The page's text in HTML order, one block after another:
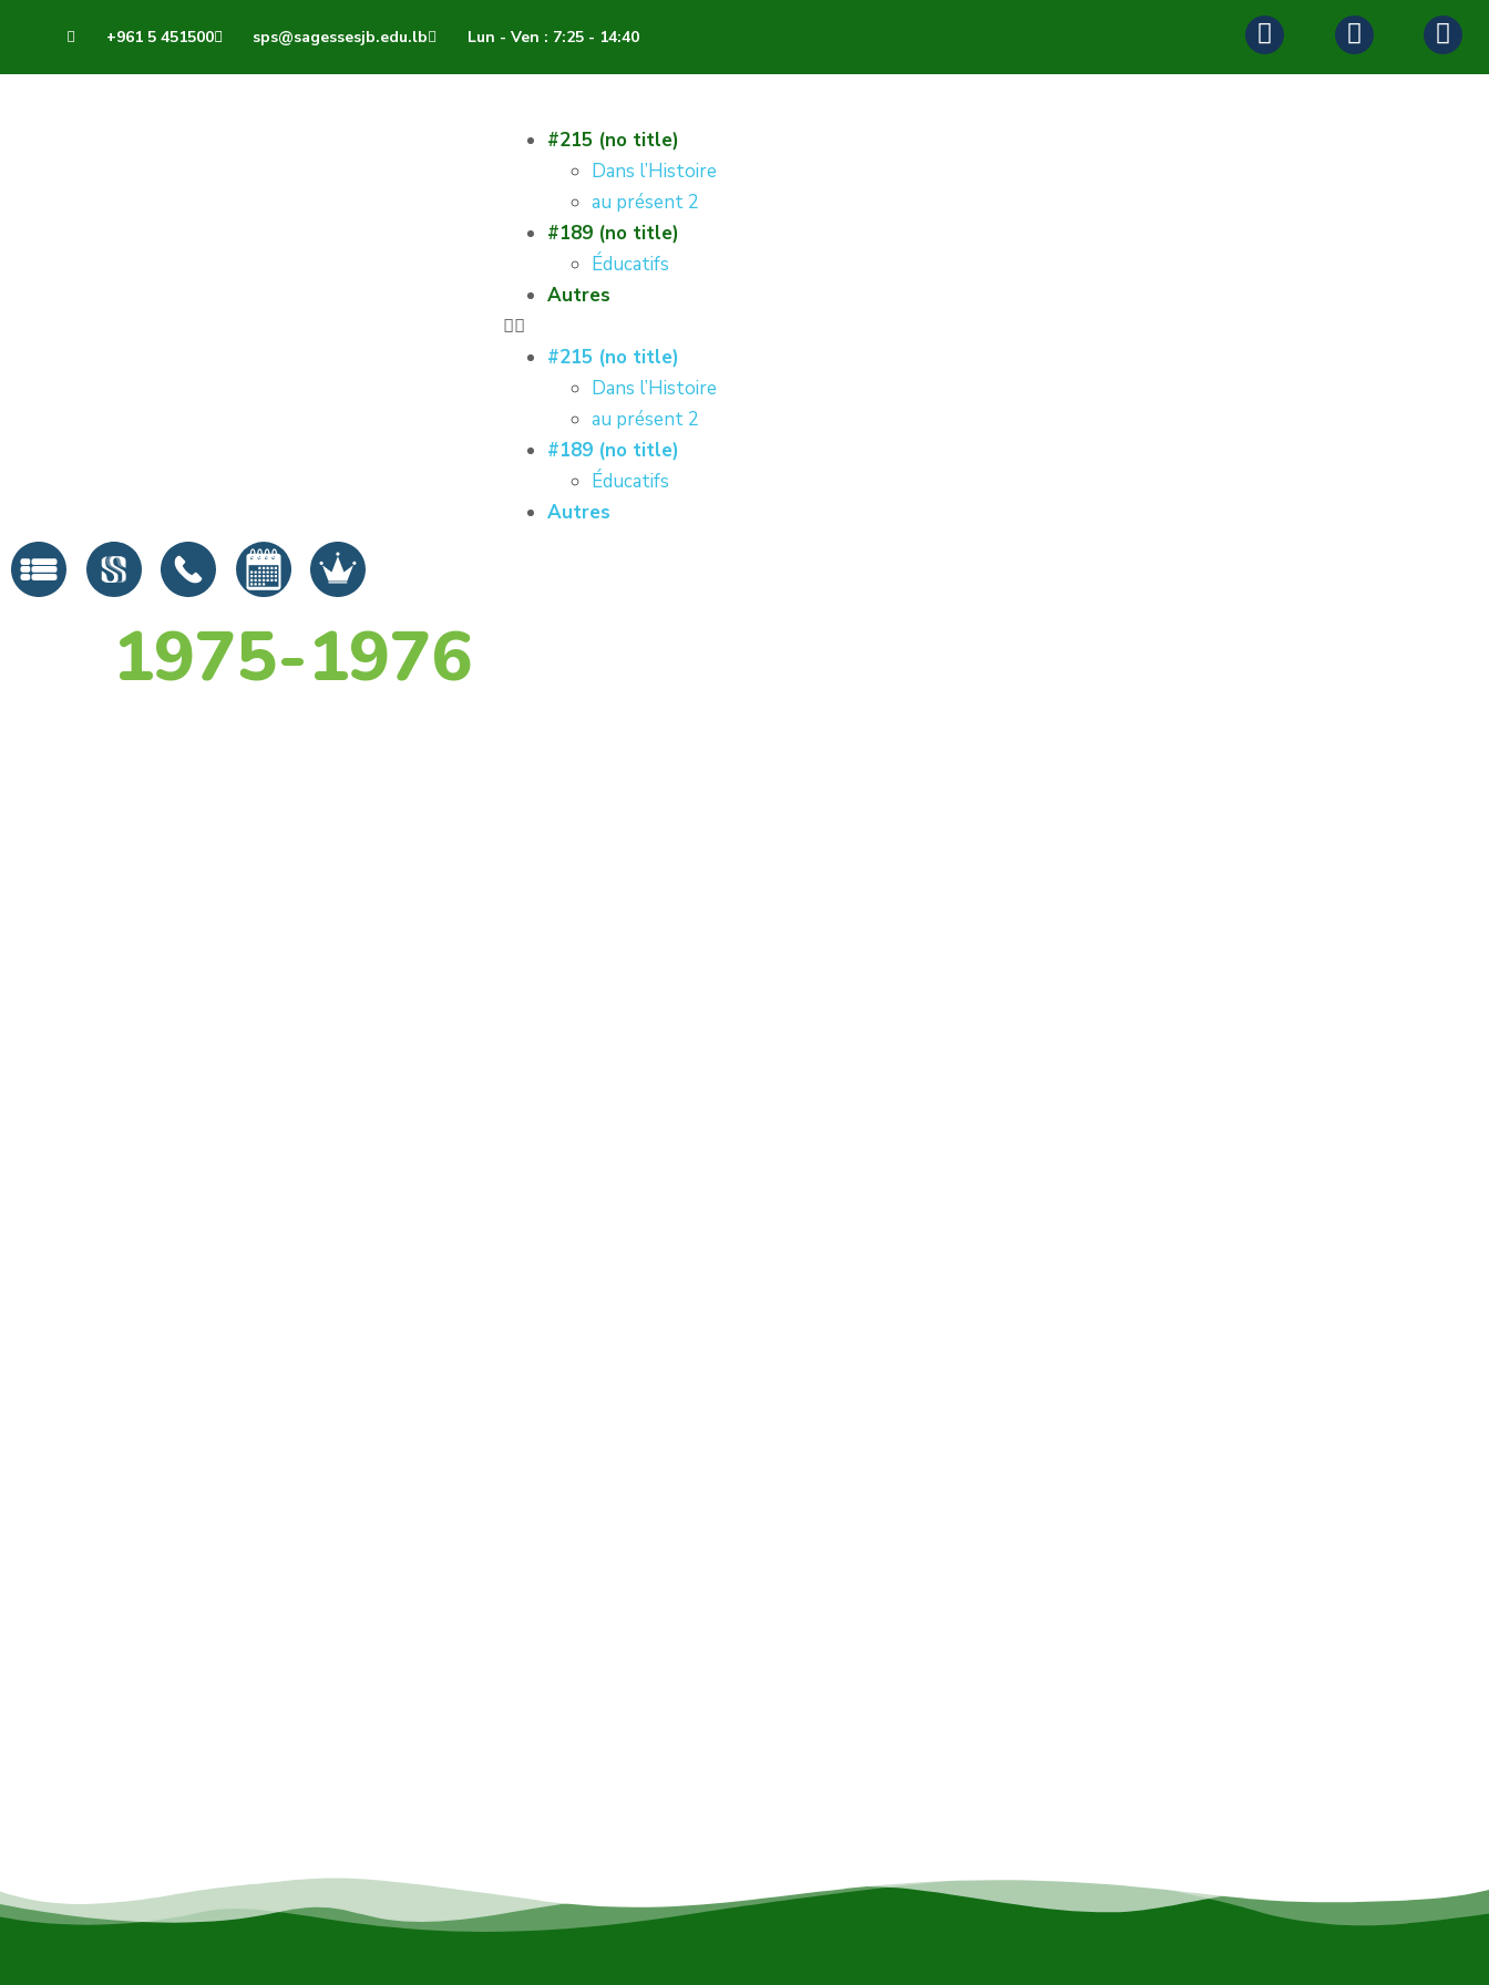
+961 5 451500 sps@sagessesjb.edu.lb Lun - Ven : 7:25 - 14:40
#215 (no title)
Dans l’Histoire
au présent 2
#189 (no title)
Éducatifs
Autres
#215 (no title)
Dans l’Histoire
au présent 2
#189 (no title)
Éducatifs
Autres
1975-1976